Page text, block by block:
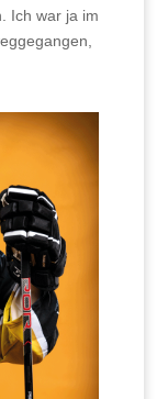
Ich war ja im